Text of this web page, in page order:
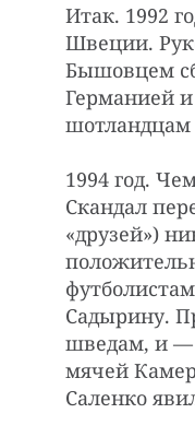
Итак. 1992
Швеции.
Бышовцем
Германией и
шотландцам
1994 год.
Скандал
«друзей»)
Садырину.
шведам, и —
мячей
Саленко